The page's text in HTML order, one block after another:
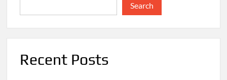
Search
Recent Posts